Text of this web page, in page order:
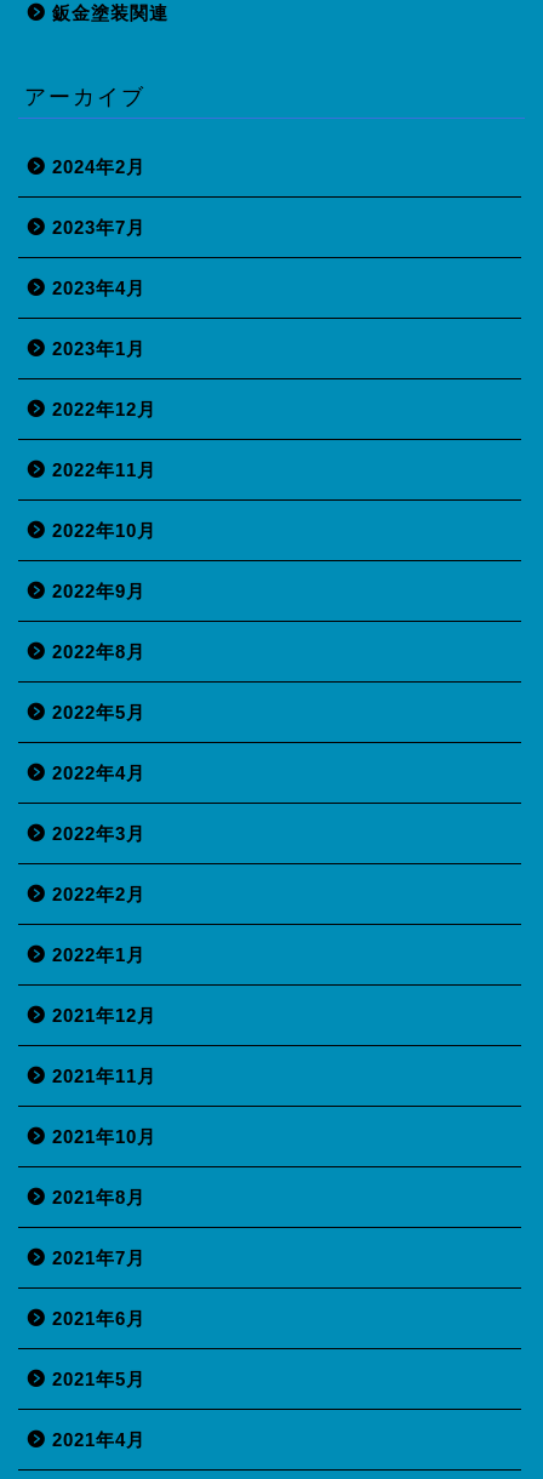
鈑金塗装関連
アーカイブ
2024年2月
2023年7月
2023年4月
2023年1月
2022年12月
2022年11月
2022年10月
2022年9月
2022年8月
2022年5月
2022年4月
2022年3月
2022年2月
2022年1月
2021年12月
2021年11月
2021年10月
2021年8月
2021年7月
2021年6月
2021年5月
2021年4月